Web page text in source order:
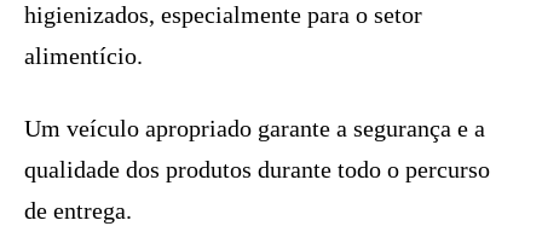
higienizados, especialmente para o setor
alimentício.
Um veículo apropriado garante a segurança e a
qualidade dos produtos durante todo o percurso
de entrega.